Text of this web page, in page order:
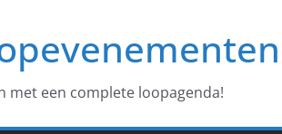
met een complete loopagenda!